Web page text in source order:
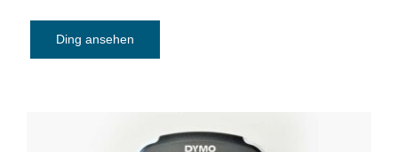
Ding ansehen